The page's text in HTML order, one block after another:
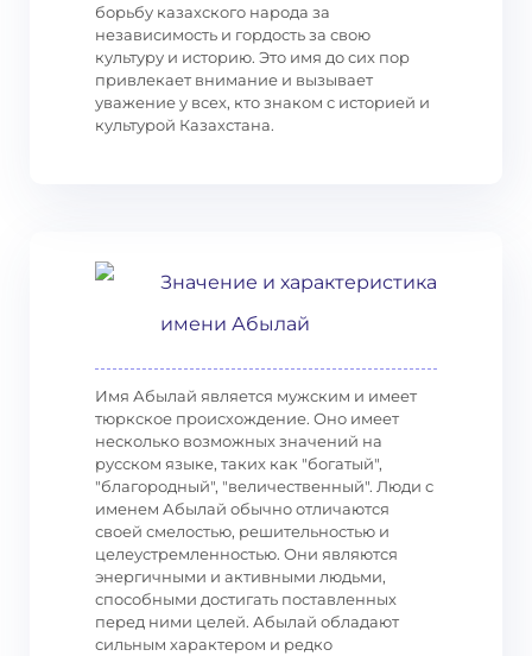
борьбу казахского народа за
независимость и гордость за свою
культуру и историю. Это имя до сих пор
привлекает внимание и вызывает
уважение у всех, кто знаком с историей и
культурой Казахстана.
Значение и характеристика
имени Абылай
Имя Абылай является мужским и имеет
тюркское происхождение. Оно имеет
несколько возможных значений на
русском языке, таких как "богатый",
"благородный", "величественный". Люди с
именем Абылай обычно отличаются
своей смелостью, решительностью и
целеустремленностью. Они являются
энергичными и активными людьми,
способными достигать поставленных
перед ними целей. Абылай обладают
сильным характером и редко